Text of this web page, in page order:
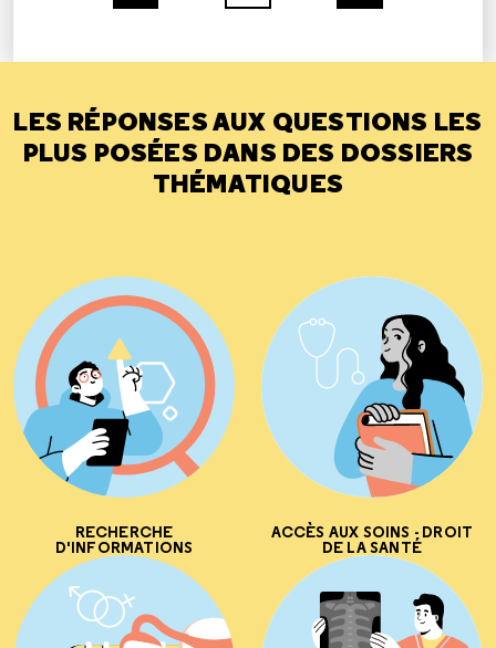
LES RÉPONSES AUX QUESTIONS LES
PLUS POSÉES DANS DES DOSSIERS
THÉMATIQUES
RECHERCHE
D'INFORMATIONS
ACCÈS AUX SOINS - DROIT
DE LA SANTÉ